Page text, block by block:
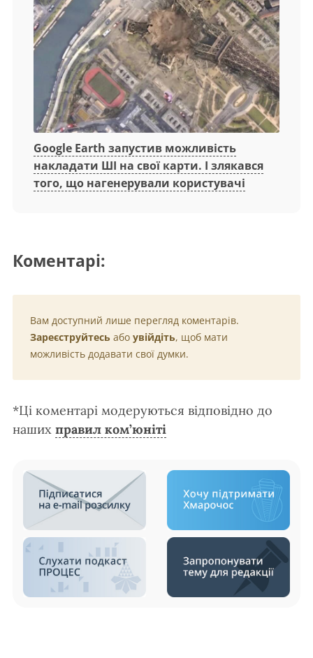
Google Earth запустив можливість
накладати ШІ на свої карти. І злякався
того, що нагенерували користувачі
Коментарі:
Вам доступний лише перегляд коментарів.
Зареєструйтесь або увійдіть, щоб мати
можливість додавати свої думки.
*Ці коментарі модеруються відповідно до
наших правил ком’юніті